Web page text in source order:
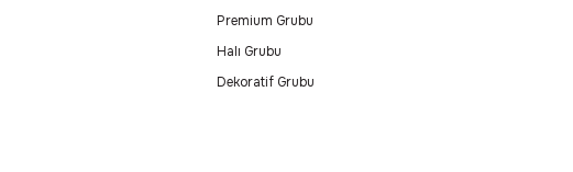
Premium Grubu
Halı Grubu
Dekoratif Grubu